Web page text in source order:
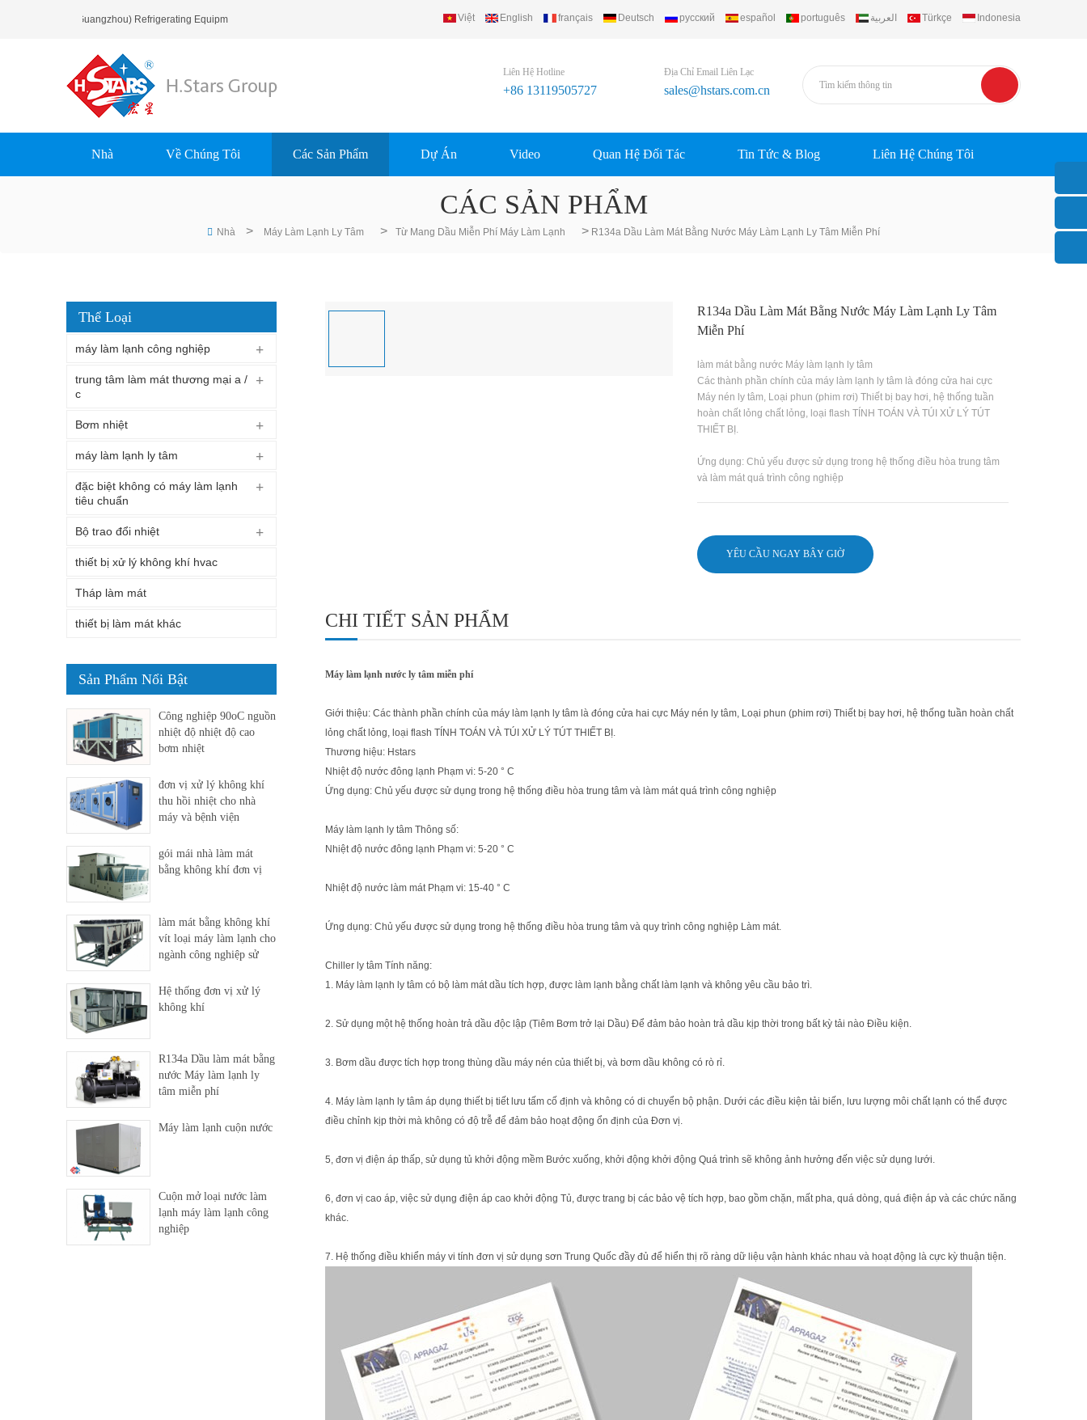
Bạn Đến H.Stars (Guangzhou) Refrigerating Equipment Group Ltd.. Việt English français Deutsch русский español português العربية Türkçe Indonesia
Liên Hệ Hotline
+86 13119505727
Địa Chỉ Email Liên Lạc
sales@hstars.com.cn
Nhà Về Chúng Tôi Các Sản Phẩm Dự Án Video Quan Hệ Đối Tác Tin Tức & Blog Liên Hệ Chúng Tôi
CÁC SẢN PHẨM
Nhà > Máy Làm Lạnh Ly Tâm > Từ Mang Dầu Miễn Phí Máy Làm Lạnh > R134a Dầu Làm Mát Bằng Nước Máy Làm Lạnh Ly Tâm Miễn Phí
R134a Dầu Làm Mát Bằng Nước Máy Làm Lạnh Ly Tâm
Miễn Phí
làm mát bằng nướcMáy làm lạnh ly tâm
Các thành phần chính của máy làm lạnh ly tâm là đóng cửa hai cực
Máy nén ly tâm, Loại phun (phim rơi) Thiết bị bay hơi, hệ thống tuần
hoàn chất lỏng chất lỏng, loại flash TÍNH TOÁN VÀ TÚI XỬ LÝ TÚT
THIẾT BỊ.
Ứng dụng: Chủ yếu được sử dụng trong hệ thống điều hòa trung tâm
và làm mát quá trình công nghiệp
YÊU CẦU NGAY BÂY GIỜ
CHI TIẾT SẢN PHẨM
Máy làm lạnh nước ly tâm miễn phí
Giới thiệu: Các thành phần chính của máy làm lạnh ly tâm là đóng cửa hai cực Máy nén ly tâm, Loại phun (phim rơi) Thiết bị bay hơi, hệ thống tuần hoàn chất
lỏng chất lỏng, loại flash TÍNH TOÁN VÀ TÚI XỬ LÝ TÚT THIẾT BỊ.
Thương hiệu: Hstars
Nhiệt độ nước đông lạnh Phạm vi: 5-20 ° C
Ứng dụng: Chủ yếu được sử dụng trong hệ thống điều hòa trung tâm và làm mát quá trình công nghiệp
Máy làm lạnh ly tâm Thông số:
Nhiệt độ nước đông lạnh Phạm vi: 5-20 ° C
Nhiệt độ nước làm mát Phạm vi: 15-40 ° C
Ứng dụng: Chủ yếu được sử dụng trong hệ thống điều hòa trung tâm và quy trình công nghiệp Làm mát.
Chiller ly tâm Tính năng:
1. Máy làm lạnh ly tâm có bộ làm mát dầu tích hợp, được làm lạnh bằng chất làm lạnh và không yêu cầu bảo trì.
2. Sử dụng một hệ thống hoàn trả dầu độc lập (Tiêm Bơm trở lại Dầu) Để đảm bảo hoàn trả dầu kịp thời trong bất kỳ tải nào Điều kiện.
3. Bơm dầu được tích hợp trong thùng dầu máy nén của thiết bị, và bơm dầu không có rò rỉ.
4. Máy làm lạnh ly tâm áp dụng thiết bị tiết lưu tấm cố định và không có di chuyển bộ phận. Dưới các điều kiện tải biến, lưu lượng môi chất lạnh có thể được
điều chỉnh kịp thời mà không có độ trễ để đảm bảo hoạt động ổn định của Đơn vị.
5, đơn vị điện áp thấp, sử dụng tủ khởi động mềm Bước xuống, khởi động khởi động Quá trình sẽ không ảnh hưởng đến việc sử dụng lưới.
6, đơn vị cao áp, việc sử dụng điện áp cao khởi động Tủ, được trang bị các bảo vệ tích hợp, bao gồm chặn, mất pha, quá dòng, quá điện áp và các chức năng
khác.
7. Hệ thống điều khiển máy vi tính đơn vị sử dụng sơn Trung Quốc đầy đủ để hiển thị rõ ràng dữ liệu vận hành khác nhau và hoạt động là cực kỳ thuận tiện.
Thể Loại
máy làm lạnh công nghiệp
trung tâm làm mát thương mại a /
c
Bơm nhiệt
máy làm lạnh ly tâm
đặc biệt không có máy làm lạnh
tiêu chuẩn
Bộ trao đổi nhiệt
thiết bị xử lý không khí hvac
Tháp làm mát
thiết bị làm mát khác
Sản Phẩm Nổi Bật
Công nghiệp 90oC nguồn
nhiệt độ nhiệt độ cao
bơm nhiệt
đơn vị xử lý không khí
thu hồi nhiệt cho nhà
máy và bệnh viện
gói mái nhà làm mát
bằng không khí đơn vị
làm mát bằng không khí
vít loại máy làm lạnh cho
ngành công nghiệp sử
Hệ thống đơn vị xử lý
không khí
R134a Dầu làm mát bằng
nước Máy làm lạnh ly
tâm miễn phí
Máy làm lạnh cuộn nước
Cuộn mở loại nước làm
lạnh máy làm lạnh công
nghiệp